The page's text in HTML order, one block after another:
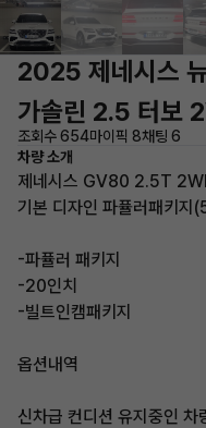
2025 제네시스
가솔린 2.5 터보
조회수 654마이픽 8채팅 6
차량 소개
제네시스 GV80 2.5T
기본 디자인 파퓰러패키지
-파퓰러 패키지
-20인치
-빌트인캠패키지
옵션내역
신차급 컨디션 유지중인 차